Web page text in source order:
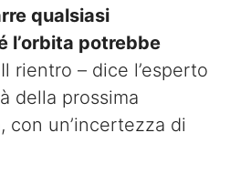
qualsiasi
l’orbita potrebbe
rientro – dice l’esperto
della prossima
con un’incertezza di